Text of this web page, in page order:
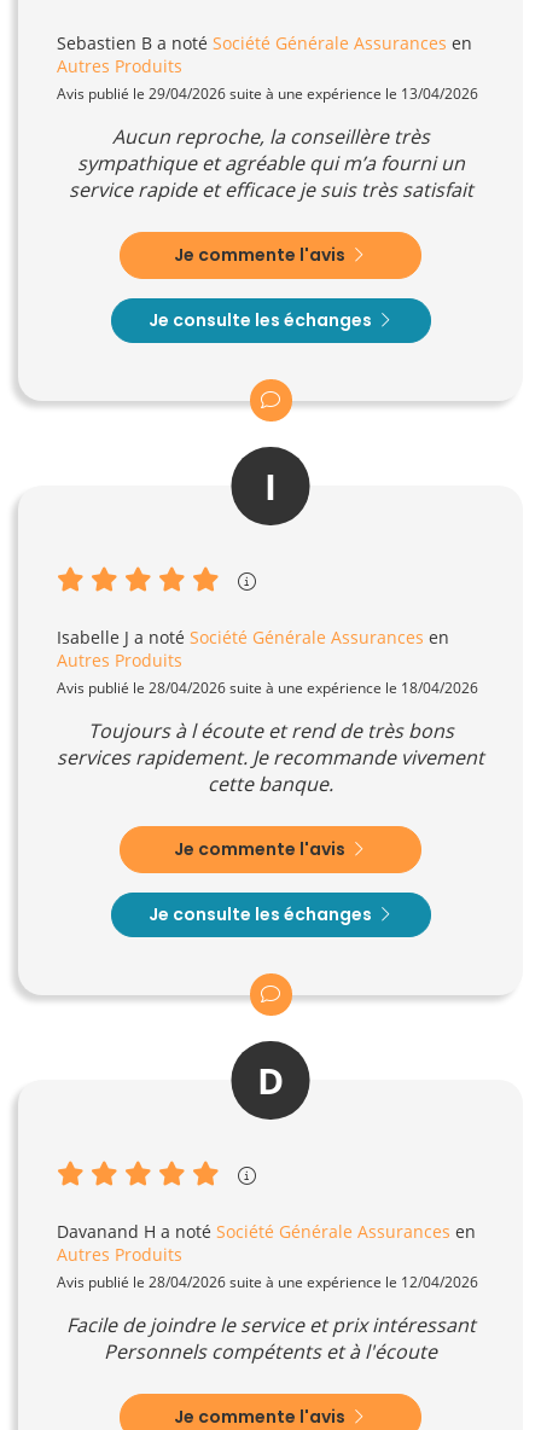
Sebastien B a noté Société Générale Assurances en
Autres Produits
Avis publié le 29/04/2026 suite à une expérience le 13/04/2026
Aucun reproche, la conseillère très
sympathique et agréable qui m’a fourni un
service rapide et efficace je suis très satisfait
Je commente l'avis
Je consulte les échanges
I
Isabelle J a noté Société Générale Assurances en
Autres Produits
Avis publié le 28/04/2026 suite à une expérience le 18/04/2026
Toujours à l écoute et rend de très bons
services rapidement. Je recommande vivement
cette banque.
Je commente l'avis
Je consulte les échanges
D
Davanand H a noté Société Générale Assurances en
Autres Produits
Avis publié le 28/04/2026 suite à une expérience le 12/04/2026
Facile de joindre le service et prix intéressant
Personnels compétents et à l'écoute
Je commente l'avis